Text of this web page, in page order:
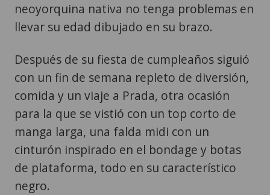
neoyorquina nativa no tenga problemas en
llevar su edad dibujado en su brazo.
Después de su fiesta de cumpleaños siguió
con un fin de semana repleto de diversión,
comida y un viaje a Prada, otra ocasión
para la que se vistió con un top corto de
manga larga, una falda midi con un
cinturón inspirado en el bondage y botas
de plataforma, todo en su característico
negro.